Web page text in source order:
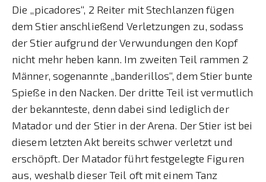
Die „picadores“, 2 Reiter mit Stechlanzen fügen
dem Stier anschließend Verletzungen zu, sodass
der Stier aufgrund der Verwundungen den Kopf
nicht mehr heben kann. Im zweiten Teil rammen 2
Männer, sogenannte „banderillos“, dem Stier bunte
Spieße in den Nacken. Der dritte Teil ist vermutlich
der bekannteste, denn dabei sind lediglich der
Matador und der Stier in der Arena. Der Stier ist bei
diesem letzten Akt bereits schwer verletzt und
erschöpft. Der Matador führt festgelegte Figuren
aus, weshalb dieser Teil oft mit einem Tanz